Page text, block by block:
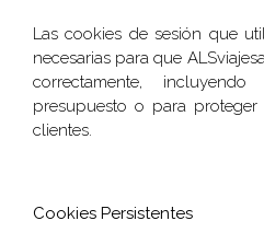
Las cookies de sesión que
necesarias para que
correctamente,
presupuesto o para
clientes.
Cookies Persistentes